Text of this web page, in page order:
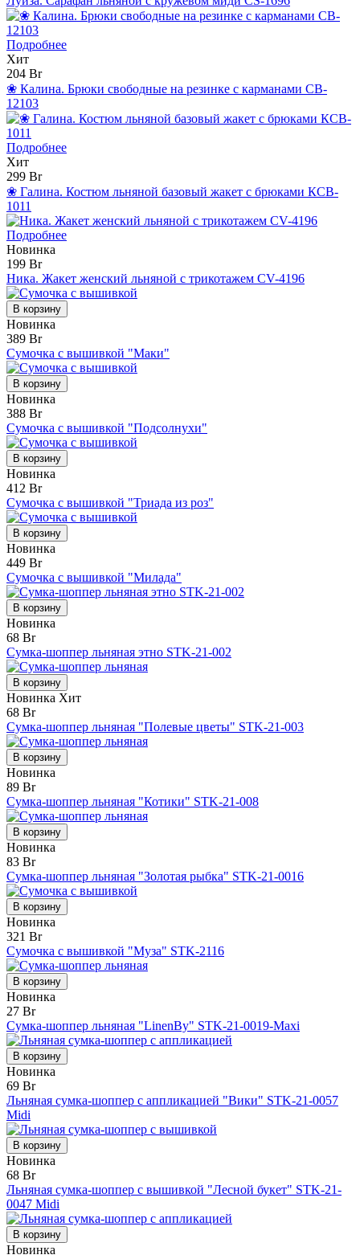
Подробнее
Хит
204 Br
❀ Калина. Брюки свободные на резинке с карманами CB-
12103
Подробнее
Хит
299 Br
❀ Галина. Костюм льняной базовый жакет с брюками КCB-
1011
Подробнее
Новинка
199 Br
Ника. Жакет женский льняной с трикотажем CV-4196
В корзину
Новинка
389 Br
Сумочка с вышивкой "Маки"
В корзину
Новинка
388 Br
Сумочка с вышивкой "Подсолнухи"
В корзину
Новинка
412 Br
Сумочка с вышивкой "Триада из роз"
В корзину
Новинка
449 Br
Сумочка с вышивкой "Милада"
В корзину
Новинка
68 Br
Сумка-шоппер льняная этно STK-21-002
В корзину
Новинка Хит
68 Br
Сумка-шоппер льняная "Полевые цветы" STK-21-003
В корзину
Новинка
89 Br
Сумка-шоппер льняная "Котики" STK-21-008
В корзину
Новинка
83 Br
Сумка-шоппер льняная "Золотая рыбка" STK-21-0016
В корзину
Новинка
321 Br
Сумочка с вышивкой "Муза" STK-2116
В корзину
Новинка
27 Br
Сумка-шоппер льняная "LinenBy" STK-21-0019-Maxi
В корзину
Новинка
69 Br
Льняная сумка-шоппер с аппликацией "Вики" STK-21-0057
Midi
В корзину
Новинка
68 Br
Льняная сумка-шоппер с вышивкой "Лесной букет" STK-21-
0047 Midi
В корзину
Новинка